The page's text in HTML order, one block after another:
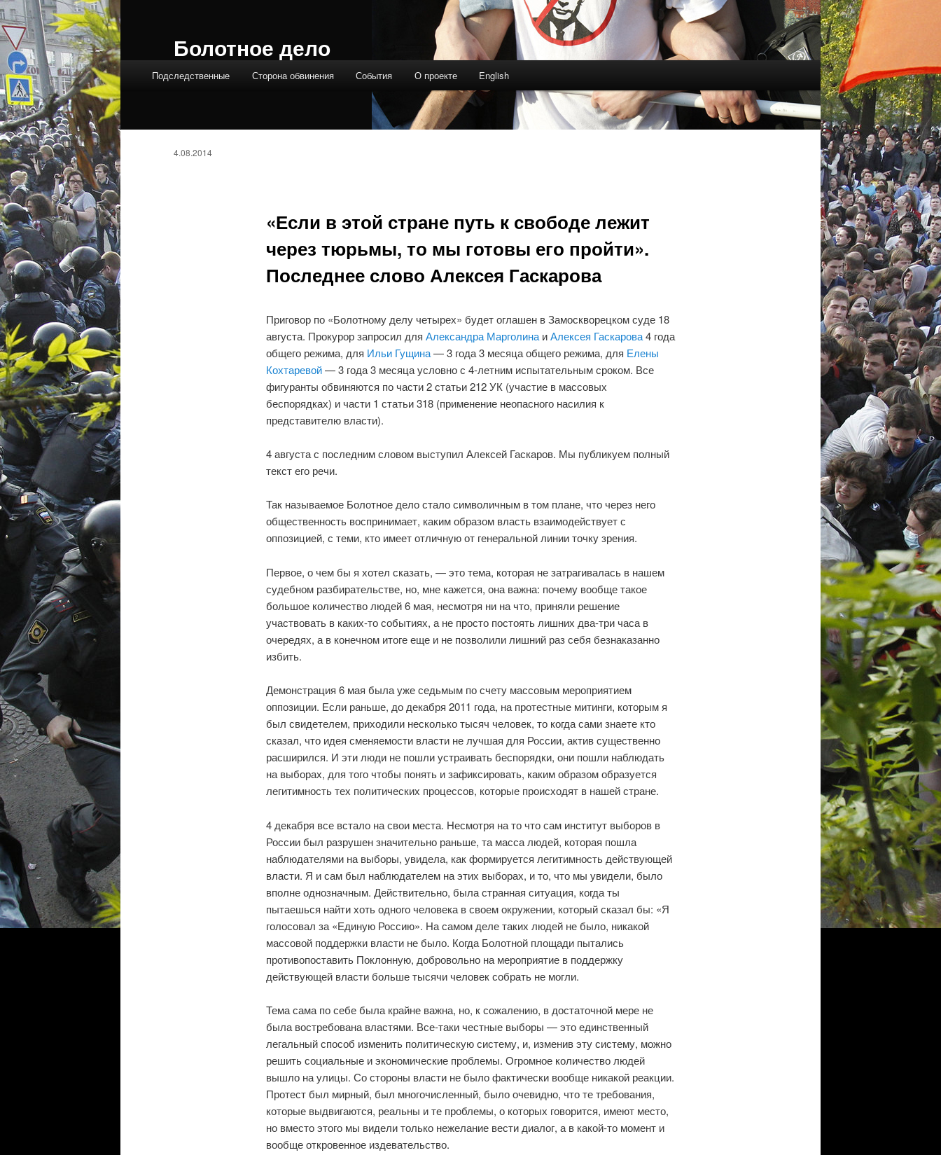
Болотное дело
Подследственные Сторона обвинения События О проекте English
«Если в этой стране путь к свободе лежит
через тюрьмы, то мы готовы его пройти».
Последнее слово Алексея Гаскарова
4.08.2014
Приговор по «Болотному делу четырех» будет оглашен в Замоскворецком суде 18
августа. Прокурор запросил для Александра МарголинаиАлексея Гаскарова4 года
общего режима, для Ильи Гущина— 3 года 3 месяца общего режима, для Елены
Кохтаревой— 3 года 3 месяца условно с 4-летним испытательным сроком. Все
фигуранты обвиняются по части 2 статьи 212 УК (участие в массовых
беспорядках) и части 1 статьи 318 (применение неопасного насилия к
представителю власти).
4 августа с последним словом выступил Алексей Гаскаров. Мы публикуем полный
текст его речи.
Так называемое Болотное дело стало символичным в том плане, что через него
общественность воспринимает, каким образом власть взаимодействует с
оппозицией, с теми, кто имеет отличную от генеральной линии точку зрения.
Первое, о чем бы я хотел сказать, — это тема, которая не затрагивалась в нашем
судебном разбирательстве, но, мне кажется, она важна: почему вообще такое
большое количество людей 6 мая, несмотря ни на что, приняли решение
участвовать в каких-то событиях, а не просто постоять лишних два-три часа в
очередях, а в конечном итоге еще и не позволили лишний раз себя безнаказанно
избить.
Демонстрация 6 мая была уже седьмым по счету массовым мероприятием
оппозиции. Если раньше, до декабря 2011 года, на протестные митинги, которым я
был свидетелем, приходили несколько тысяч человек, то когда сами знаете кто
сказал, что идея сменяемости власти не лучшая для России, актив существенно
расширился. И эти люди не пошли устраивать беспорядки, они пошли наблюдать
на выборах, для того чтобы понять и зафиксировать, каким образом образуется
легитимность тех политических процессов, которые происходят в нашей стране.
4 декабря все встало на свои места. Несмотря на то что сам институт выборов в
России был разрушен значительно раньше, та масса людей, которая пошла
наблюдателями на выборы, увидела, как формируется легитимность действующей
власти. Я и сам был наблюдателем на этих выборах, и то, что мы увидели, было
вполне однозначным. Действительно, была странная ситуация, когда ты
пытаешься найти хоть одного человека в своем окружении, который сказал бы: «Я
голосовал за «Единую Россию». На самом деле таких людей не было, никакой
массовой поддержки власти не было. Когда Болотной площади пытались
противопоставить Поклонную, добровольно на мероприятие в поддержку
действующей власти больше тысячи человек собрать не могли.
Тема сама по себе была крайне важна, но, к сожалению, в достаточной мере не
была востребована властями. Все-таки честные выборы — это единственный
легальный способ изменить политическую систему, и, изменив эту систему, можно
решить социальные и экономические проблемы. Огромное количество людей
вышло на улицы. Со стороны власти не было фактически вообще никакой реакции.
Протест был мирный, был многочисленный, было очевидно, что те требования,
которые выдвигаются, реальны и те проблемы, о которых говорится, имеют место,
но вместо этого мы видели только нежелание вести диалог, а в какой-то момент и
вообще откровенное издевательство.